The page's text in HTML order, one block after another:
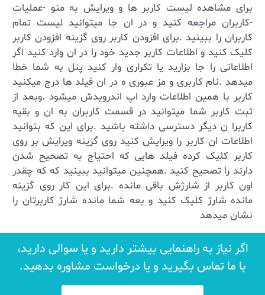
برای مشاهده لیست کاربر ها و ویرایش به منو -عملیات
-کاربران مراجعه کنید و در ان جا میتوانید لیست تمام
کاربران را ببینید .برای افزودن کاربر روی گزینه افزودن کاربر
کلیک کنید و اطلاعات کاربر جدید خود را در ان وارد کنید اگر
اطلاعاتی را جا بزارید یا تکراری وار کنید پنل به شما خطا
میدهد .نام کاربری و مز عبوری ه در ان فیلد ها درج میکنید
کاربر با همین اطلاعات وارد اپ اندرویدش میشود .وبعد از
ثبت کاربر شما میتوانید در قسمت کاربران به ان و بقیه
کاربرا ن دیگر دسترسی داشته باشید .برای این که بتوانید
اطلاعات ان کاربر را ویرایش کنید روی گزینه ویرایش بر روی
کاربر کلیک کرده فیلد هایی که احتیاج به تصحیح شدن
دارند را تصحیح کنید .همچنین میتوانید ببینید که که چقدر
اون کاربر از شارژش باقی مانده .برای این کار روی گزینه
مانده شارژ کلیک کنید و بعه شما مانده شارژ کاربرتان را
نشان میدهد
اگر نیاز به راهنمایی بیشتر دارید و یا سوالی دارید،
با ما تماس بگیرید و یا درخواست مشاوره بدهید.